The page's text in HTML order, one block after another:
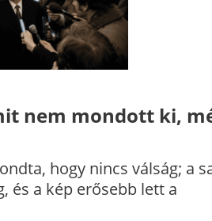
nem mondott ki,
hogy nincs válság; a
és a kép erősebb lett a